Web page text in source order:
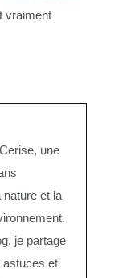
vraiment
une
nature et la
je partage
astuces et